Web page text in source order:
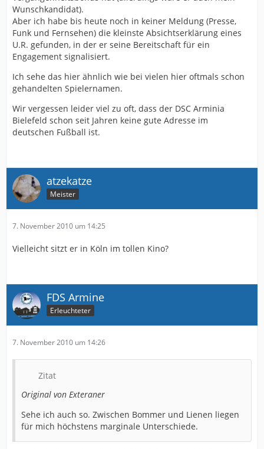
Wunschkandidat).
Aber ich habe bis heute noch in keiner Meldung (Presse,
Funk und Fernsehen) die kleinste Absichtserklärung eines
U.R. gefunden, in der er seine Bereitschaft für ein
Engagement signalisiert.
Ich sehe das hier ähnlich wie bei vielen hier oftmals schon
gehandelten Spielernamen.
Wir vergessen leider viel zu oft, dass der DSC Arminia
Bielefeld schon seit Jahren keine gute Adresse im
deutschen Fußball ist.
atzekatze
Meister
7. November 2010 um 14:25
Vielleicht sitzt er in Köln im tollen Kino?
FDS Armine
Erleuchteter
7. November 2010 um 14:26
Zitat
Original von Exteraner
Sehe ich auch so. Zwischen Bommer und Lienen liegen
für mich höchstens marginale Unterschiede.